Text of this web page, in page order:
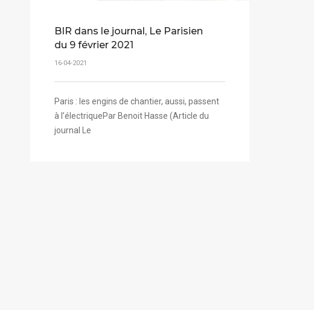
BIR dans le journal, Le Parisien
du 9 février 2021
16-04-2021
Paris : les engins de chantier, aussi, passent
à l’électriquePar Benoit Hasse (Article du
journal Le